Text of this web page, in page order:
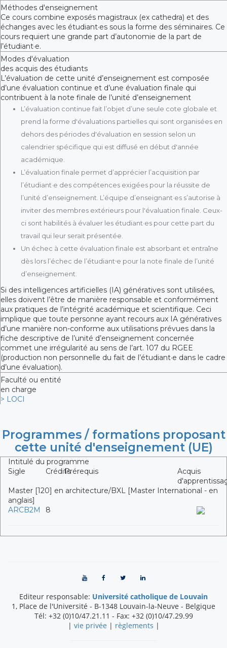
Méthodes d'enseignement
Ce cours combine exposés magistraux (ex cathedra) et des
échanges avec les étudiant·es sous la forme des séminaires. Ce
cours requiert une grande part d’autonomie de la part de
l’étudiant·e.
Modes d'évaluation
des acquis des étudiants
L’évaluation de cette unité d’enseignement est composée
d’une évaluation continue et d’une évaluation finale qui
contribuent à la note finale de l’unité d’enseignement
L’évaluation continue fait l’objet d’une seule cote globale et
prend la forme d'évaluations partielles qui sont organisées en
dehors des périodes d'évaluation en session selon un
calendrier spécifique qui est diffusé en début d'année
académique.
L’évaluation finale permet d’apprécier l’acquisition par
l’étudiant·e des compétences exigées pour la réussite de
l’unité d’enseignement. L’équipe d’enseignant·es s’autorise à
inviter des membres extérieurs pour l'évaluation finale. Ceux-
ci sont habilités à évaluer les étudiant·es pour cette part du
travail qui leur serait présentée.
Un échec à cette évaluation finale est absorbant et entraîne
dès lors l’échec de l’étudiant⸱e pour la note finale de l’unité
d’enseignement.
Si des intelligences artificielles (IA) génératives sont utilisées,
elles doivent l’être de manière responsable et conformément
aux pratiques de l’intégrité académique et scientifique. Ceci
implique que toute personne ayant recours aux IA génératives
d’une manière non-conforme aux utilisations prévues dans la
fiche descriptive de l’unité d’enseignement concernée
commet une irrégularité au sens de l’art. 107 du RGEE
(production non personnelle du fait de l’étudiant·e dans le cadre
d’une évaluation).
Faculté ou entité
en charge
> LOCI
Programmes / formations proposant
cette unité d'enseignement (UE)
Intitulé du programme
Sigle
CréditsPrérequis
Acquis
Master [120] en architecture/BXL [Master International - en
anglais]
ARCB2M
8
Editeur responsable: Université catholique de Louvain
1, Place de l'Université - B-1348 Louvain-la-Neuve - Belgique
Tél: +32 (0)10/47.21.11 - Fax: +32 (0)10/47.29.99
| vie privée | règlements |